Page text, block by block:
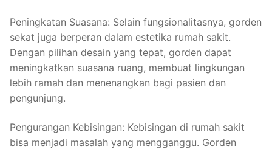
Peningkatan Suasana: Selain fungsionalitasnya, gorden
sekat juga berperan dalam estetika rumah sakit.
Dengan pilihan desain yang tepat, gorden dapat
meningkatkan suasana ruang, membuat lingkungan
lebih ramah dan menenangkan bagi pasien dan
pengunjung.
Pengurangan Kebisingan: Kebisingan di rumah sakit
bisa menjadi masalah yang mengganggu. Gorden